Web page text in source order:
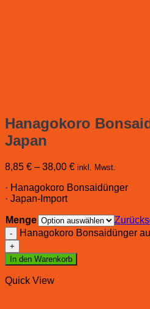
Hanagokoro
Japan
8,85 € – 38,00 € inkl. Mwst.
· Hanagokoro Bonsaidünger
· Japan-Import
Menge
Hanagokoro Bonsaidünger
In den Warenkorb
Quick View